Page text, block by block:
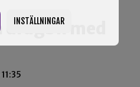
INSTÄLLNINGARmed